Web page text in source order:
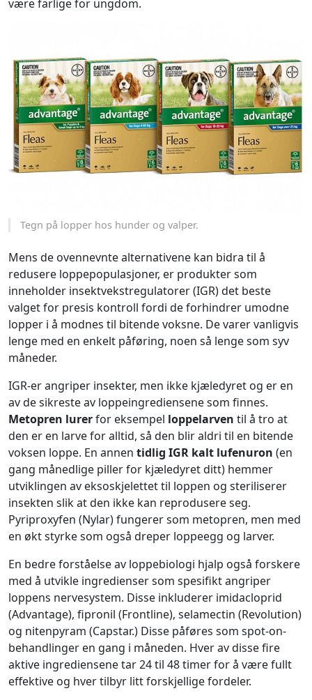
være farlige for ungdom.
Tegn på lopper hos hunder og valper.
Mens de ovennevnte alternativene kan bidra til å
redusere loppepopulasjoner, er produkter som
inneholder insektvekstregulatorer (IGR) det beste
valget for presis kontroll fordi de forhindrer umodne
lopper i å modnes til bitende voksne. De varer vanligvis
lenge med en enkelt påføring, noen så lenge som syv
måneder.
IGR-er angriper insekter, men ikke kjæledyret og er en
av de sikreste av loppeingrediensene som finnes.
Metopren lurerfor eksempel loppelarven til å tro at
den er en larve for alltid, så den blir aldri til en bitende
voksen loppe. En annen tidlig IGR kalt lufenuron (en
gang månedlige piller for kjæledyret ditt) hemmer
utviklingen av eksoskjelettet til loppen og steriliserer
insekten slik at den ikke kan reprodusere seg.
Pyriproxyfen (Nylar) fungerer som metopren, men med
en økt styrke som også dreper loppeegg og larver.
En bedre forståelse av loppebiologi hjalp også forskere
med å utvikle ingredienser som spesifikt angriper
loppens nervesystem. Disse inkluderer imidacloprid
(Advantage), fipronil (Frontline), selamectin (Revolution)
og nitenpyram (Capstar.) Disse påføres som spot-on-
behandlinger en gang i måneden. Hver av disse fire
aktive ingrediensene tar 24 til 48 timer for å være fullt
effektive og hver tilbyr litt forskjellige fordeler.